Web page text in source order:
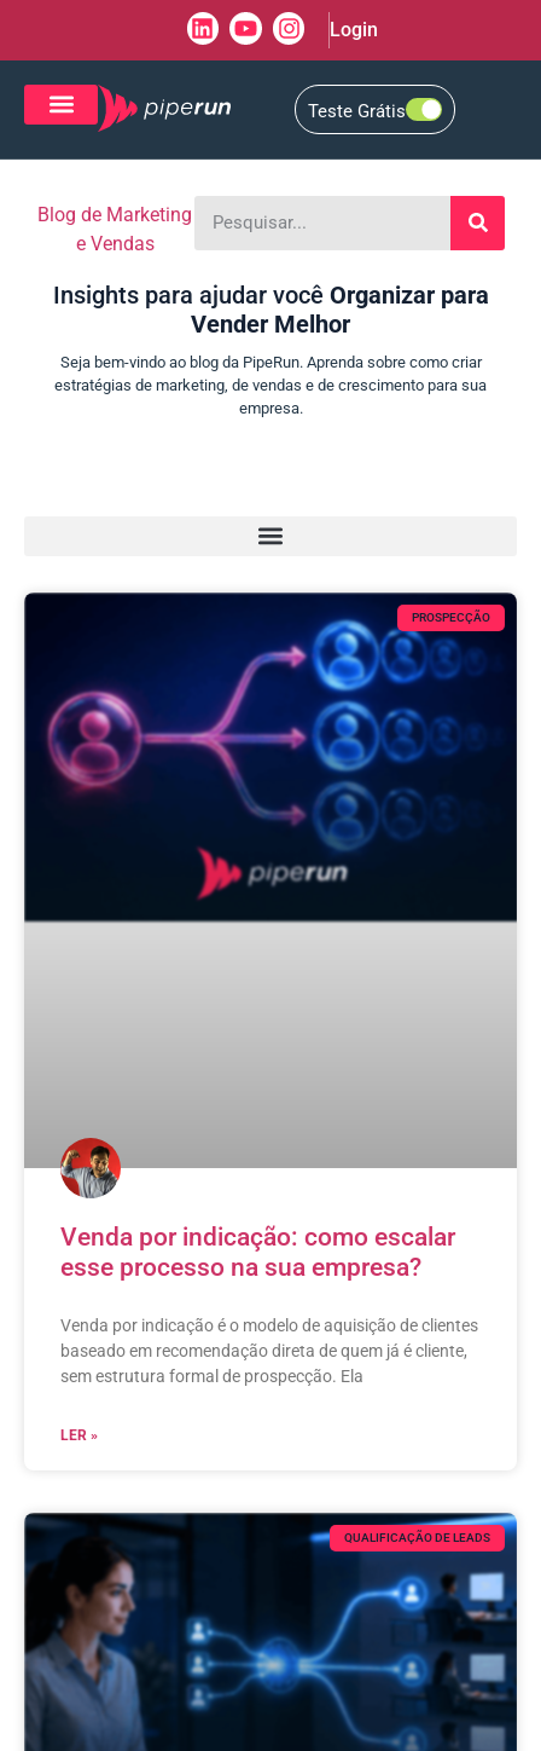
Login
Teste Grátis
Blog de Marketing
e Vendas
Insights para ajudar você Organizar para
Vender Melhor
Seja bem-vindo ao blog da PipeRun. Aprenda sobre como criar
estratégias de marketing, de vendas e de crescimento para sua
empresa.
PROSPECÇÃO
Venda por indicação: como escalar
esse processo na sua empresa?
Venda por indicação é o modelo de aquisição de clientes
baseado em recomendação direta de quem já é cliente,
sem estrutura formal de prospecção. Ela
LER »
QUALIFICAÇÃO DE LEADS